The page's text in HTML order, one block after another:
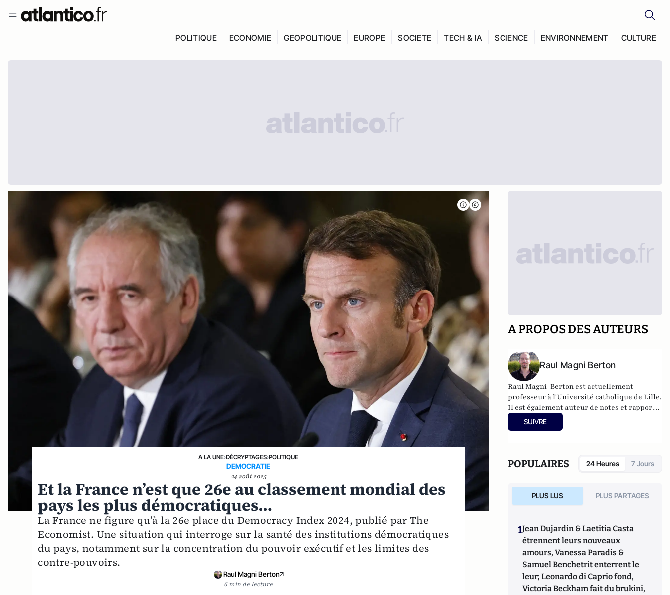
POLITIQUE ECONOMIE GEOPOLITIQUE EUROPE SOCIETE TECH & IA SCIENCE ENVIRONNEMENT CULTURE
A LA UNE›DÉCRYPTAGES›POLITIQUE
DEMOCRATIE
24 août 2025
Et la France n’est que 26e au classement mondial des
pays les plus démocratiques…
La France ne figure qu’à la 26e place du Democracy Index 2024, publié par The
Economist. Une situation qui interroge sur la santé des institutions démocratiques
du pays, notamment sur la concentration du pouvoir exécutif et les limites des
contre-pouvoirs.
Raul Magni Berton
6 min de lecture
A PROPOS DES AUTEURS
Raul Magni Berton
Raul Magni-Berton est actuellement
professeur à l'Université catholique de Lille.
Il est également auteur de notes et rapports
pour le think-tank GénérationLibre.
SUIVRE
POPULAIRES 24 Heures 7 Jours
PLUS LUS PLUS PARTAGES
1Jean Dujardin & Laetitia Casta
étrennent leurs nouveaux
amours, Vanessa Paradis &
Samuel Benchetrit enterrent le
leur; Leonardo di Caprio fond,
Victoria Beckham fait du brukini,